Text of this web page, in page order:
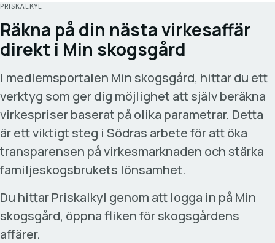
PRISKALKYL
Räkna på din nästa virkesaffär
direkt i Min skogsgård
I medlemsportalen Min skogsgård, hittar du ett
verktyg som ger dig möjlighet att själv beräkna
virkespriser baserat på olika parametrar. Detta
är ett viktigt steg i Södras arbete för att öka
transparensen på virkesmarknaden och stärka
familjeskogsbrukets lönsamhet.
Du hittar Priskalkyl genom att logga in på Min
skogsgård, öppna fliken för skogsgårdens
affärer.